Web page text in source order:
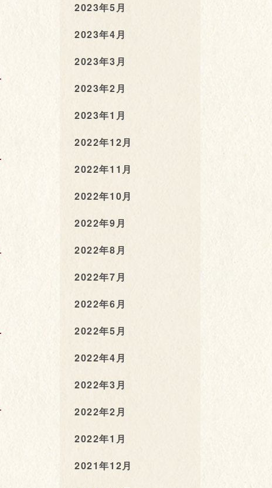
2023年5月
2023年4月
2023年3月
2023年2月
2023年1月
2022年12月
2022年11月
2022年10月
2022年9月
2022年8月
2022年7月
2022年6月
2022年5月
2022年4月
2022年3月
2022年2月
2022年1月
2021年12月